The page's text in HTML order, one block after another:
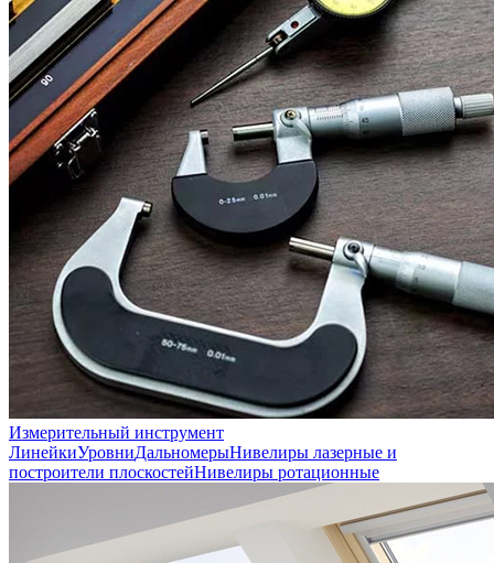
Измерительный инструмент
ЛинейкиУровниДальномерыНивелиры лазерные и
построители плоскостейНивелиры ротационные